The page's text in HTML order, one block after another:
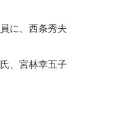
に、西条秀夫
、宮林幸五子